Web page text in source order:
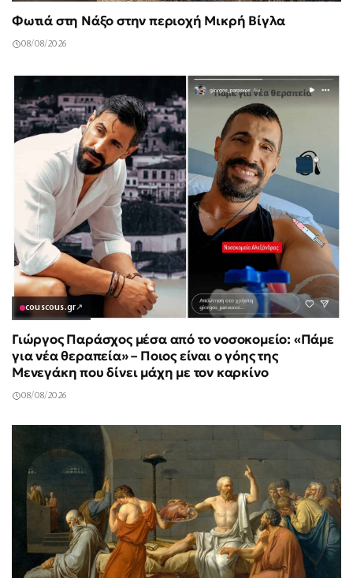
Φωτιά στη Νάξο στην περιοχή Μικρή Βίγλα
08/08/2026
couscous.gr↗
Γιώργος Παράσχος μέσα από το νοσοκομείο: «Πάμε
για νέα θεραπεία» – Ποιος είναι ο γόης της
Μενεγάκη που δίνει μάχη με τον καρκίνο
08/08/2026